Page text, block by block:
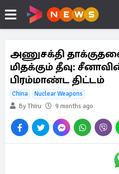
அணுசக்தி
மிதக்கும் தீவு:
பிரம்மாண்ட திட்டம்
China
Nuclear Weapons
By Thiru
9 months ago